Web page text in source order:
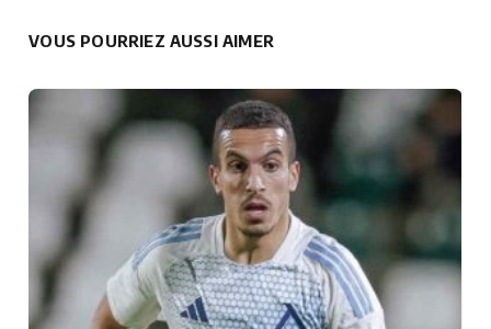
VOUS POURRIEZ AUSSI AIMER